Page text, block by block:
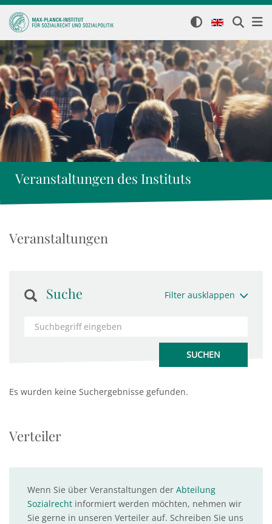
Veranstaltungen des Instituts
Veranstaltungen
Suche Filter ausklappen
Es wurden keine Suchergebnisse gefunden.
Verteiler
Wenn Sie über Veranstaltungen der Abteilung
Sozialrecht informiert werden möchten, nehmen wir
Sie gerne in unseren Verteiler auf. Schreiben Sie uns